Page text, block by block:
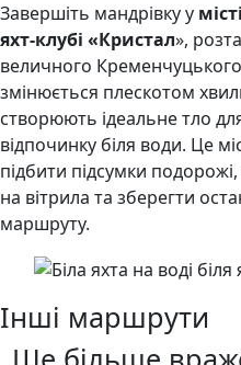
Завершіть мандрівку у
яхт-клубі «Кристал»,
величного
змінюється плескотом
створюють ідеальне тло
відпочинку біля води. Це
підбити підсумки
на вітрила та зберегти
маршруту.
Інші маршрути